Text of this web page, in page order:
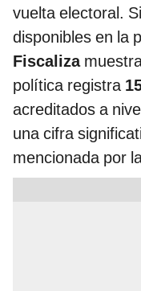
vuelta electoral.
disponibles en la
Fiscaliza
política registra
acreditados a
una cifra
mencionada por